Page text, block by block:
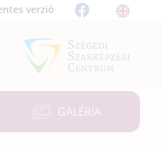
verzió
GALÉRIA